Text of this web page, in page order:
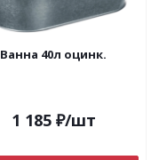
Ванна 40л оцинк.
1 185₽/шт